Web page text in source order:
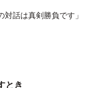
話は真剣勝負です」
とき